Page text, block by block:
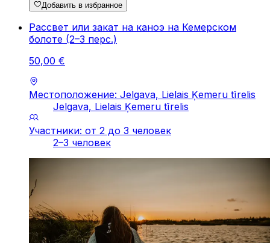
Добавить в избранное
Рассвет или закат на каноэ на Кемерском
болоте (2–3 перс.)
50,00 €
Местоположение: Jelgava, Lielais Ķemeru tīrelis
Jelgava, Lielais Ķemeru tīrelis
Участники: от 2 до 3 человек
2–3 человек